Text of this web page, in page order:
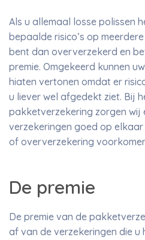
Als u allemaal losse polissen
bepaalde risico’s op
bent dan oververzekerd en
premie. Omgekeerd kunnen
hiaten vertonen omdat er
u liever wel afgedekt ziet. Bij
pakketverzekering zorgen
verzekeringen goed op
of oververzekering
De premie
De premie van de
af van de verzekeringen die u